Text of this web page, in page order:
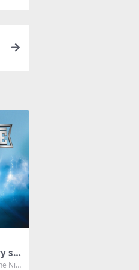
so
Nig